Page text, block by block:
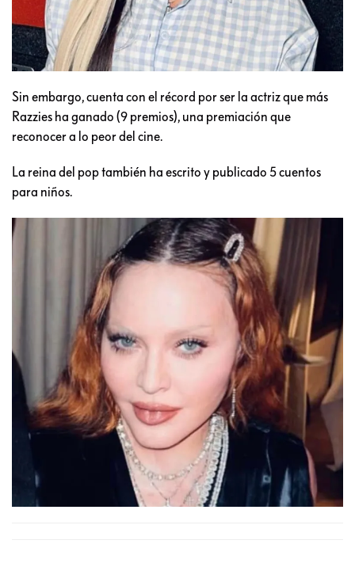
Sin embargo, cuenta con el récord por ser la actriz que más
Razzies ha ganado (9 premios), una premiación que
reconocer a lo peor del cine.
La reina del pop también ha escrito y publicado 5 cuentos
para niños.